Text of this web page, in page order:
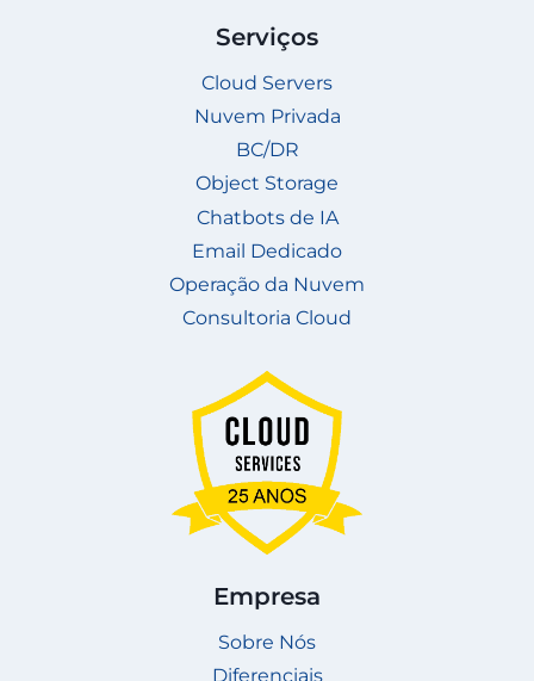
Serviços
Cloud Servers
Nuvem Privada
BC/DR
Object Storage
Chatbots de IA
Email Dedicado
Operação da Nuvem
Consultoria Cloud
Empresa
Sobre Nós
Diferenciais